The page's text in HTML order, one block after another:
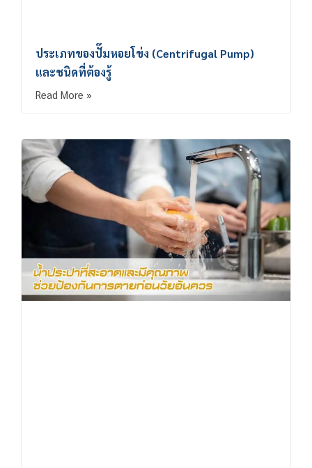
ประเภทของปั๊มหอยโข่ง (Centrifugal Pump)
และชนิดที่ต้องรู้
Read More »